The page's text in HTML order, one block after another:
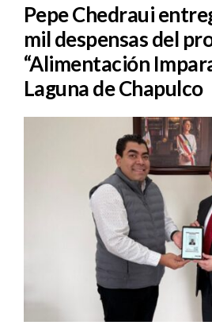
Pepe Chedraui
mil despensas del
“Alimentación
Laguna de Chapulco